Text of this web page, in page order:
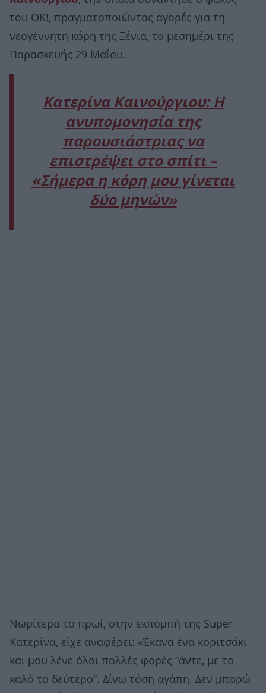
του ΟΚ!, πραγματοποιώντας αγορές για τη
νεογέννητη κόρη της Ξένια, το μεσημέρι της
Παρασκευής 29 Μαΐου.
Κατερίνα Καινούργιου: Η
ανυπομονησία της
παρουσιάστριας να
επιστρέψει στο σπίτι –
«Σήμερα η κόρη μου γίνεται
δύο μηνών»
Νωρίτερα το πρωί, στην εκπομπή της Super
Κατερίνα, είχε αναφέρει: «Έκανα ένα κοριτσάκι
και μου λένε όλοι πολλές φορές “άντε, με το
καλό το δεύτερο”. Δίνω τόση αγάπη. Δεν μπορώ